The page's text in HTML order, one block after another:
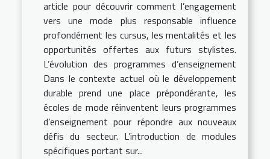
article pour découvrir comment l’engagement
vers une mode plus responsable influence
profondément les cursus, les mentalités et les
opportunités offertes aux futurs stylistes.
L’évolution des programmes d’enseignement
Dans le contexte actuel où le développement
durable prend une place prépondérante, les
écoles de mode réinventent leurs programmes
d’enseignement pour répondre aux nouveaux
défis du secteur. L’introduction de modules
spécifiques portant sur...